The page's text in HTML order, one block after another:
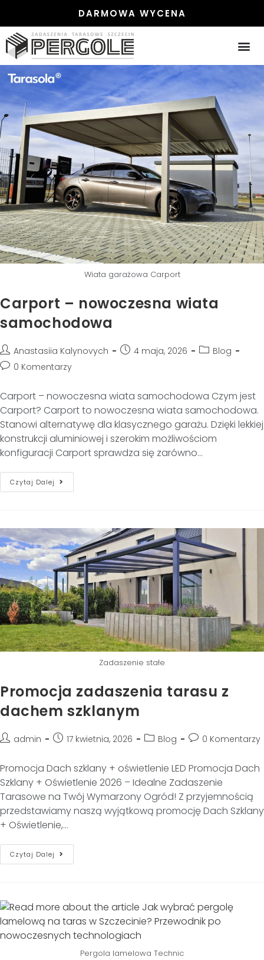
DARMOWA WYCENA
Wiata garażowa Carport
Carport – nowoczesna wiata
samochodowa
Anastasiia Kalynovych 4 maja, 2026
Blog
0 Komentarzy
Carport – nowoczesna wiata samochodowa Czym jest
Carport? Carport to nowoczesna wiata samochodowa.
Stanowi alternatywę dla klasycznego garażu. Dzięki lekkiej
konstrukcji aluminiowej i szerokim możliwościom
konfiguracji Carport sprawdza się zarówno…
Czytaj Dalej
Zadaszenie stałe
Promocja zadaszenia tarasu z
dachem szklanym
admin 17 kwietnia, 2026 Blog 0 Komentarzy
Promocja Dach szklany + oświetlenie LED Promocja Dach
Szklany + Oświetlenie 2026 – Idealne Zadaszenie
Tarasowe na Twój Wymarzony Ogród! Z przyjemnością
przedstawiamy naszą wyjątkową promocję Dach Szklany
+ Oświetlenie,…
Czytaj Dalej
Pergola lamelowa Technic